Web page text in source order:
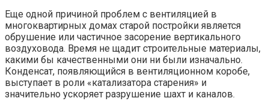
Еще одной причиной проблем с вентиляцией в
многоквартирных домах старой постройки является
обрушение или частичное засорение вертикального
воздуховода. Время не щадит строительные материалы,
какими бы качественными они ни были изначально.
Конденсат, появляющийся в вентиляционном коробе,
выступает в роли «катализатора старения» и
значительно ускоряет разрушение шахт и каналов.